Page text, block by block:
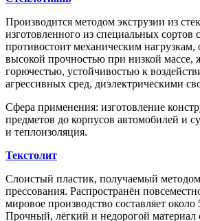
Производится методом экструзии из
изготовленного из специальных сортов
противостоит механическим нагрузкам,
высокой прочностью при низкой массе,
горючестью, устойчивостью к
агрессивных сред, диэлектрическими
Сфера применения: изготовление
предметов до корпусов автомобилей и
и теплоизоляция.
Текстолит
Слоистый пластик, получаемый методом
прессования. Распространён
мировое производство составляет около
Прочный, лёгкий и недорогой материал